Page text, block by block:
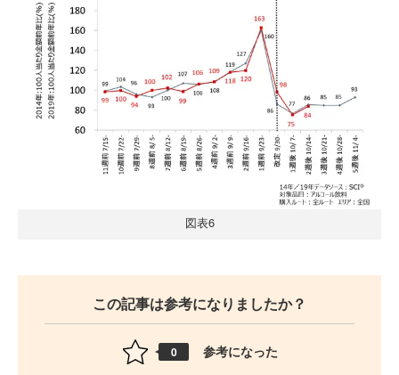
図表6
この記事は参考になりましたか？
0 参考になった